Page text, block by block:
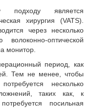
подходу является
хирургия (VATS).
через несколько
оптической
монитор.
период, как
Тем не менее, чтобы
несколько
таких как, к
посильная